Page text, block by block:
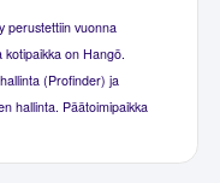
perustettiin vuonna
kotipaikka on Hangö.
(Profinder) ja
hallinta. Päätoimipaikka